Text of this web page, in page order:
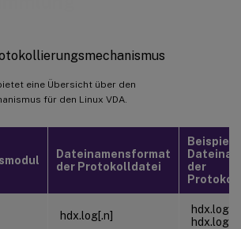
eine Übersicht über den
für den Linux VDA.
Dateinamensformat
der Protokolldatei
Beispiel
der
hdx.log[.n]
hdx.log,
hdx.log.1